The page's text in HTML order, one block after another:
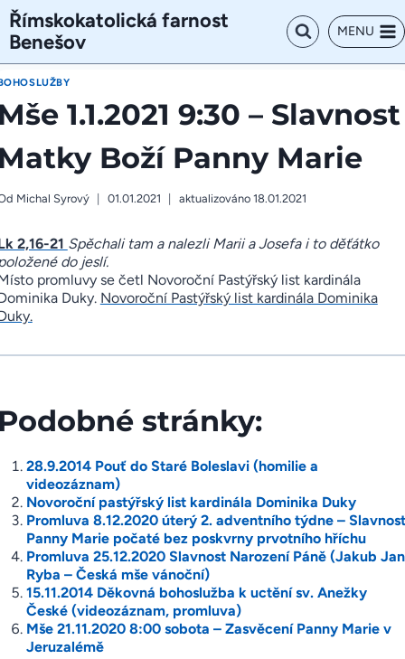
Přeskočit
na
obsah
Římskokatolická farnost
Benešov
MENU
1.1.2021 9:30 – Slavnost
Boží Panny Marie
Michal Syrový 01.01.2021 aktualizováno 18.01.2021
2,16-21 Spěchali tam a nalezli Marii a Josefa i to děťátko
do jeslí.
promluvy se četl Novoroční Pastýřský list kardinála
Duky. Novoroční Pastýřský list kardinála Dominika
stránky:
28.9.2014 Pouť do Staré Boleslavi (homilie a
videozáznam)
Novoroční pastýřský list kardinála Dominika Duky
Promluva 8.12.2020 úterý 2. adventního týdne – Slavnost
Panny Marie počaté bez poskvrny prvotního hříchu
Promluva 25.12.2020 Slavnost Narození Páně (Jakub Jan
Ryba – Česká mše vánoční)
15.11.2014 Děkovná bohoslužba k uctění sv. Anežky
České (videozáznam, promluva)
Mše 21.11.2020 8:00 sobota – Zasvěcení Panny Marie v
Jeruzalémě